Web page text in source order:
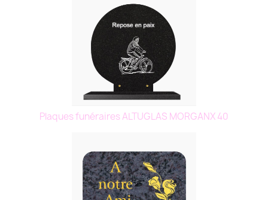
Plaques funéraires ALTUGLAS MORGANX 40